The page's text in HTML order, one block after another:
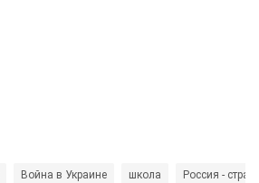
Война в Украине школа Россия -